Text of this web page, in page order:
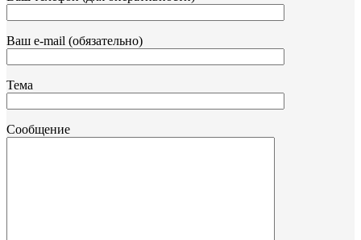
Ваш e-mail (обязательно)
Тема
Сообщение